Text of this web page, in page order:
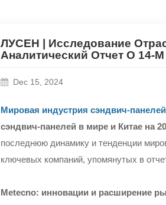
ЛУСЕН | Исследование
Аналитический Отчет О 14-
Dec 15, 2024
Мировая индустрия сэндвич-панелей
сэндвич-панелей в мире и Китае на
последнюю динамику и тенденции
ключевых компаний, упомянутых в
Metecno: инновации и расширение